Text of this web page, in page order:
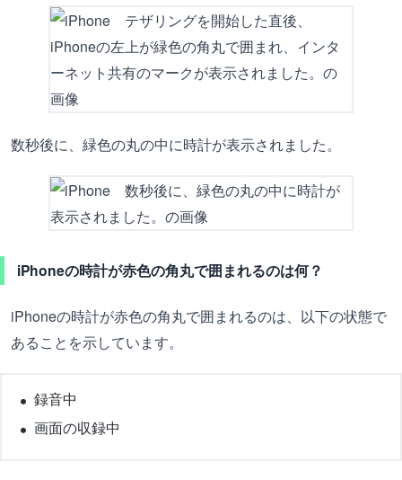
数秒後に、緑色の丸の中に時計が表示されました。
iPhoneの時計が赤色の角丸で囲まれるのは何？
iPhoneの時計が赤色の角丸で囲まれるのは、以下の状態で
あることを示しています。
録音中
画面の収録中